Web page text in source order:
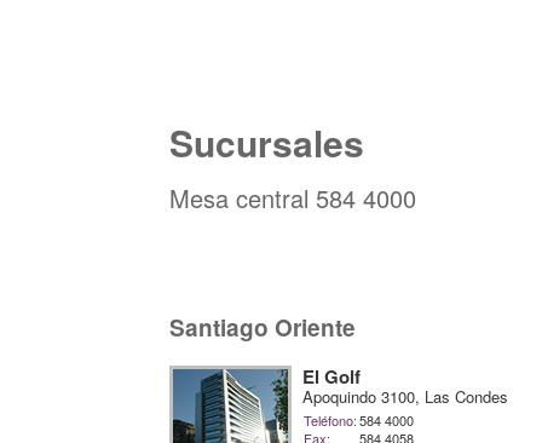
Sucursales
Mesa central 584 4000
Santiago Oriente
El Golf
Apoquindo 3100, Las Condes
Teléfono:584 4000
Fax:
584 4058